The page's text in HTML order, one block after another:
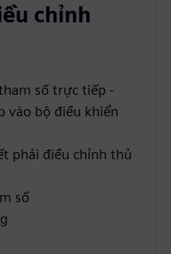
chỉnh
số trực tiếp -
vào bộ điều khiển
phải điều chỉnh thủ
số